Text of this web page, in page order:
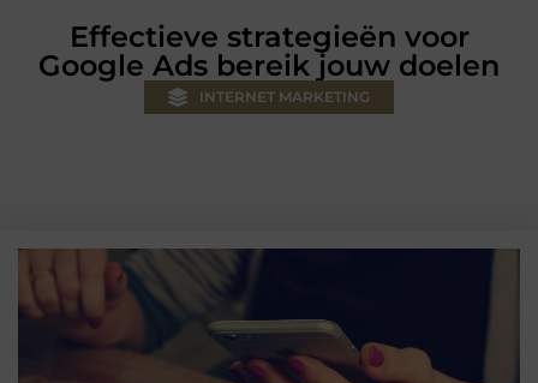
Effectieve strategieën voor
Google Ads bereik jouw doelen
INTERNET MARKETING